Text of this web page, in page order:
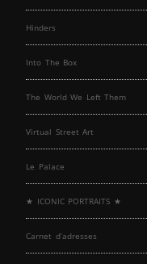
Hinders
Into The Box
The World We Left Them
Virtual Street Art
Le Palace
★ ICONIC PORTRAITS ★
Carnet d’adresses